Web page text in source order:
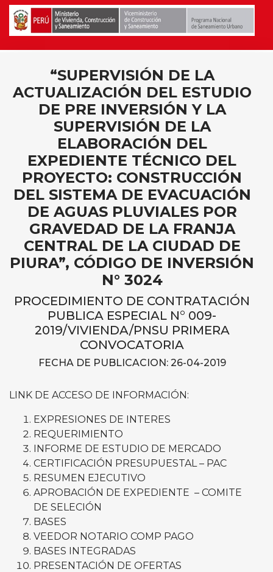
“SUPERVISIÓN DE LA
ACTUALIZACIÓN DEL ESTUDIO
DE PRE INVERSIÓN Y LA
SUPERVISIÓN DE LA
ELABORACIÓN DEL
EXPEDIENTE TÉCNICO DEL
PROYECTO: CONSTRUCCIÓN
DEL SISTEMA DE EVACUACIÓN
DE AGUAS PLUVIALES POR
GRAVEDAD DE LA FRANJA
CENTRAL DE LA CIUDAD DE
PIURA”, CÓDIGO DE INVERSIÓN
N° 3024
PROCEDIMIENTO DE CONTRATACIÓN
PUBLICA ESPECIAL N° 009-
2019/VIVIENDA/PNSU PRIMERA
CONVOCATORIA
FECHA DE PUBLICACION: 26-04-2019
LINK DE ACCESO DE INFORMACIÓN:
EXPRESIONES DE INTERES
REQUERIMIENTO
INFORME DE ESTUDIO DE MERCADO
CERTIFICACIÓN PRESUPUESTAL – PAC
RESUMEN EJECUTIVO
APROBACIÓN DE EXPEDIENTE – COMITE
DE SELECIÓN
BASES
VEEDOR NOTARIO COMP PAGO
BASES INTEGRADAS
PRESENTACIÓN DE OFERTAS